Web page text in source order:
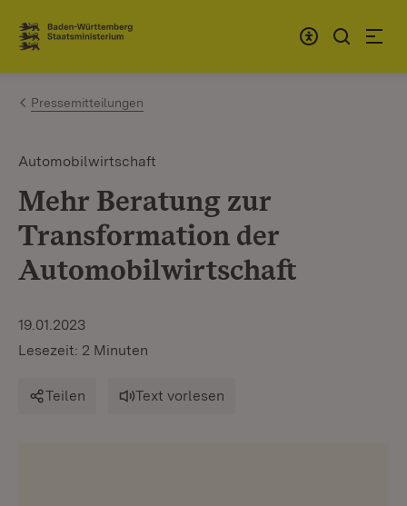
Zum Inhalt springen
Link zur Startseite
Pressemitteilungen
Automobilwirtschaft
Mehr Beratung zur
Transformation der
Automobilwirtschaft
19.01.2023
Lesezeit: 2 Minuten
Teilen Text vorlesen